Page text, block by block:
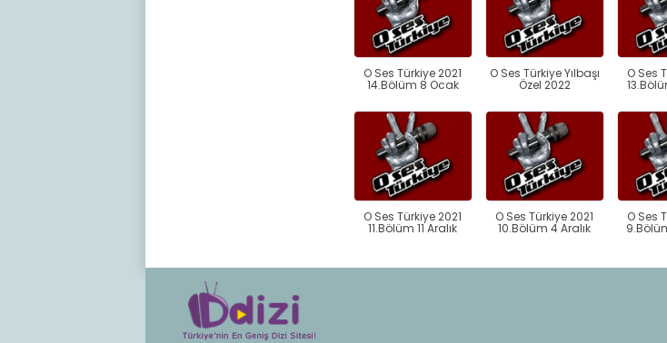
O Ses Türkiye 2021
14.Bölüm 8 Ocak
O Ses Türkiye Yılbaşı
Özel 2022
O Ses
O Ses Türkiye 2021
11.Bölüm 11 Aralık
O Ses Türkiye 2021
10.Bölüm 4 Aralık
O Ses